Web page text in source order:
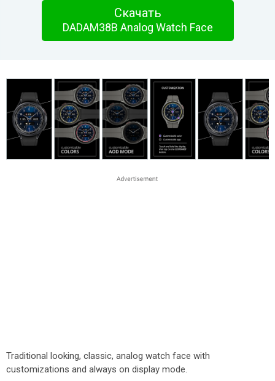
Скачать
DADAM38B Analog Watch Face
Traditional looking, classic, analog watch face with
customizations and always on display mode.